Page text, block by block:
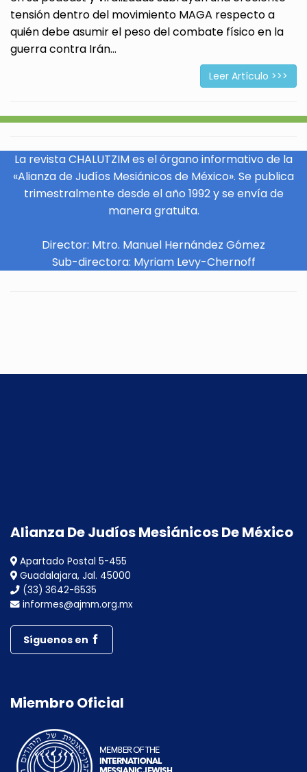
tensión dentro del movimiento MAGA respecto a
quién debe asumir el peso del combate físico en la
guerra contra Irán...
Leer Artículo >>>
La revista CHALUTZIM es el órgano informativo de la
«Alianza de Judíos Mesiánicos de México». Se publica
trimestralmente desde el año 1992 y se envía de
manera gratuita.
Director: Mtro. Manuel Hernández Gómez
Sub-directora: Myriam Levy-Chernoff
Alianza De Judíos Mesiánicos De México
Apartado Postal 5-455
Guadalajara, Jal. 45000
(33) 3642-6535
informes@ajmm.org.mx
Síguenos en
Miembro Oficial